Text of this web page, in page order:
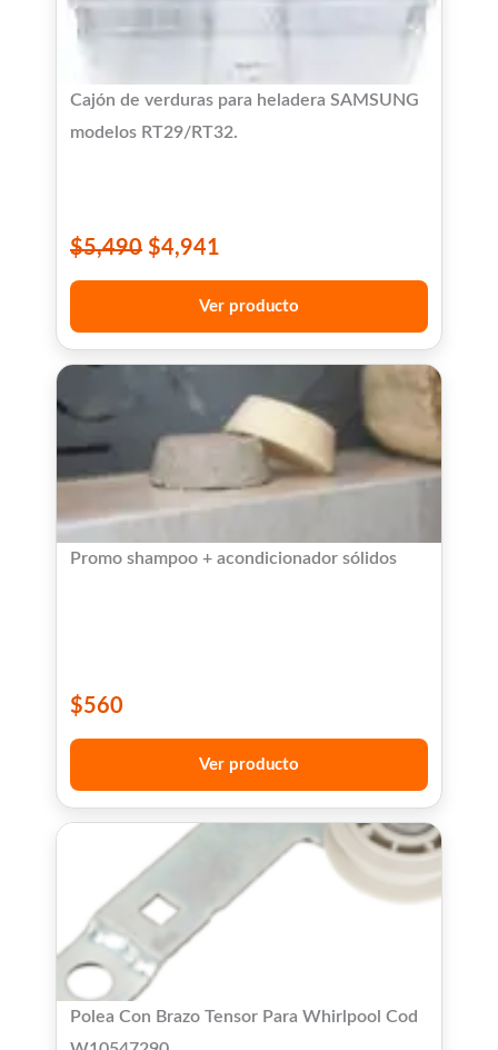
Cajón de verduras para heladera SAMSUNG
modelos RT29/RT32.
$5,490 $4,941
Ver producto
Promo shampoo + acondicionador sólidos
$560
Ver producto
Polea Con Brazo Tensor Para Whirlpool Cod